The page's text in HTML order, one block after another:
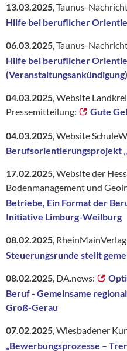
13.03.2025, Taunus-
Hilfe bei beruflicher
06.03.2025, Taunus-
Hilfe bei beruflicher
(Veranstaltungsankündigung)
04.03.2025 , Website
Pressemitteilung:
Gute
04.03.2025 , Website
Berufsorientierungsprojekt
17.02.2025,Website der
Bodenmanagement und
Betriebe, Ein Format der
Initiative Limburg-Weilburg
08.02.2025,
Steuerungsrunde stellt
08.02.2025, DA.news:
Beruf - Gemeinsame
Groß-Gerau
07.02.2025, Wiesbadener
„Bewerbungsprozesse –